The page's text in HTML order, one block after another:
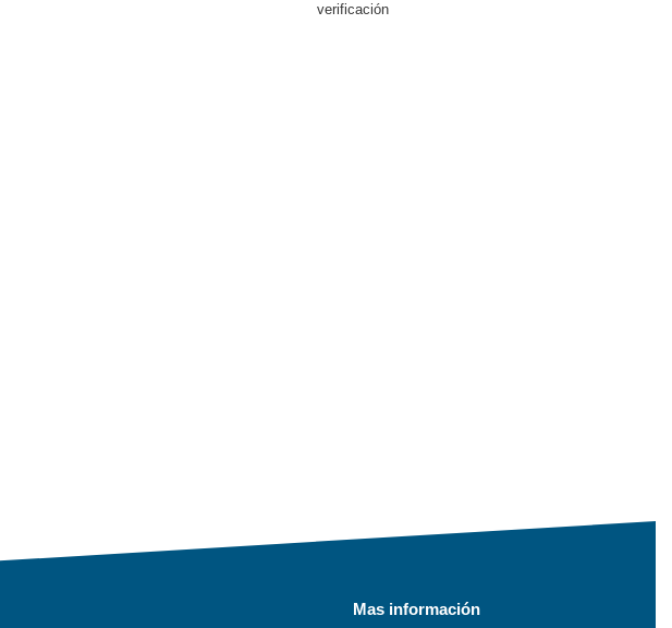
verificación
Mas información